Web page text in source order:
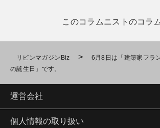
このコラムニストのコラ
リビンマガジンBiz >
6月8日は「建築家フラ
の誕生日」です。
運営会社
個人情報の取り扱い